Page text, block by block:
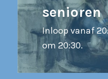
senioren
Inloop vanaf
om 20:30.